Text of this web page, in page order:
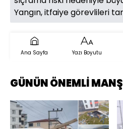
Yangın, itfaiye görevlileri
Ana Sayfa Yazı Boyutu
GÜNÜN ÖNEMLİ